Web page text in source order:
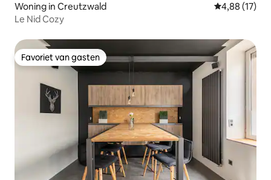
Woning in Creutzwald Gemiddelde
4,88 (17)
Le Nid Cozy
Favoriet van gasten
Favoriet van gasten